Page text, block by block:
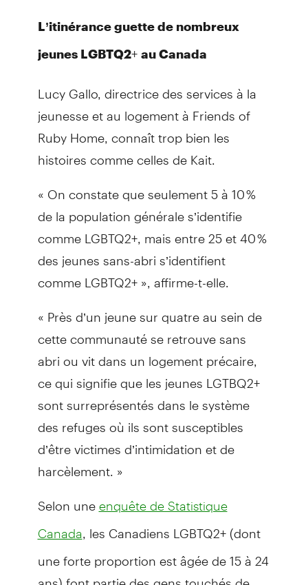
L’itinérance guette de nombreux
jeunes LGBTQ2+ au Canada
Lucy Gallo, directrice des services à la
jeunesse et au logement à Friends of
Ruby Home, connaît trop bien les
histoires comme celles de Kait.
« On constate que seulement 5 à 10 %
de la population générale s’identifie
comme LGBTQ2+, mais entre 25 et 40 %
des jeunes sans-abri s’identifient
comme LGBTQ2+ », affirme-t-elle.
« Près d’un jeune sur quatre au sein de
cette communauté se retrouve sans
abri ou vit dans un logement précaire,
ce qui signifie que les jeunes LGTBQ2+
sont surreprésentés dans le système
des refuges où ils sont susceptibles
d’être victimes d’intimidation et de
harcèlement. »
Selon une enquête de Statistique
Canada , les Canadiens LGBTQ2+ (dont
une forte proportion est âgée de 15 à 24
ans) font partie des gens touchés de